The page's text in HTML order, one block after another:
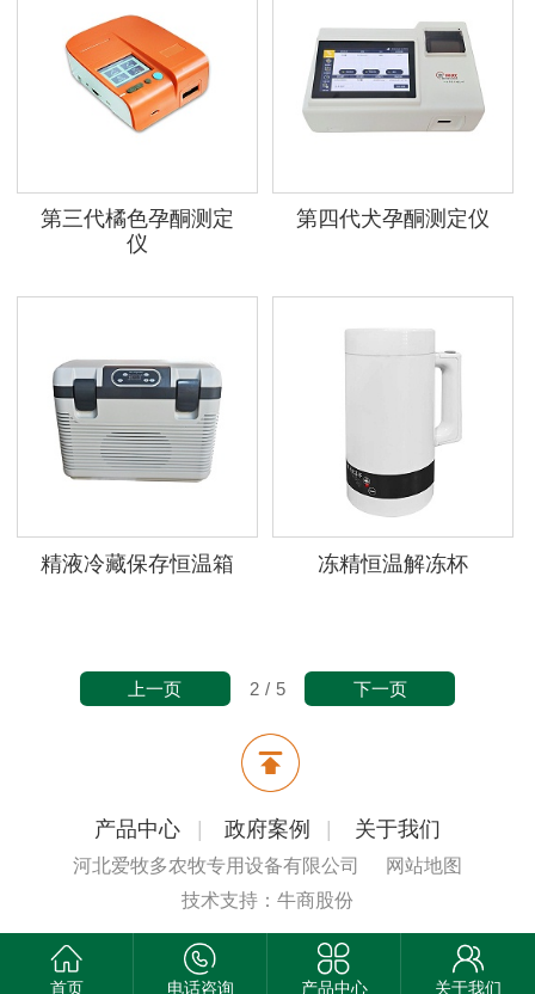
第三代橘色孕酮测定
仪
第四代犬孕酮测定仪
精液冷藏保存恒温箱 冻精恒温解冻杯
2 / 5
上一页 下一页
产品中心 | 政府案例 | 关于我们
河北爱牧多农牧专用设备有限公司
网站地图
技术支持：牛商股份
首页 电话咨询 产品中心 关于我们